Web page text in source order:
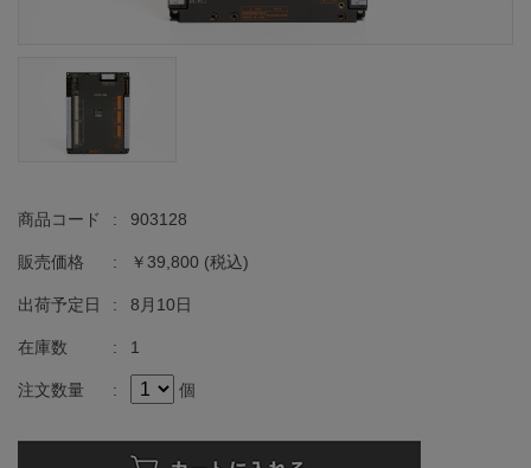
商品コード : 903128
販売価格 : ￥39,800 (税込)
出荷予定日 : 8月10日
在庫数 : 1
注文数量 : 個